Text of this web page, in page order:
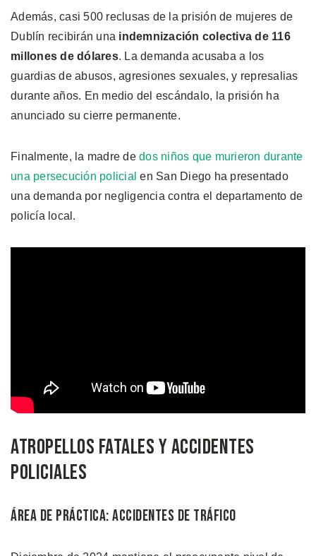
Además, casi 500 reclusas de la prisión de mujeres de
Dublín recibirán una indemnización colectiva de 116
millones de dólares. La demanda acusaba a los
guardias de abusos, agresiones sexuales, y represalias
durante años. En medio del escándalo, la prisión ha
anunciado su cierre permanente.
Finalmente, la madre de dos niños que murieron durante
una persecución policial en San Diego ha presentado
una demanda por negligencia contra el departamento de
policía local.
Atropellos Fatales y Accidentes
Policiales
Área de Práctica: Accidentes de Tráfico